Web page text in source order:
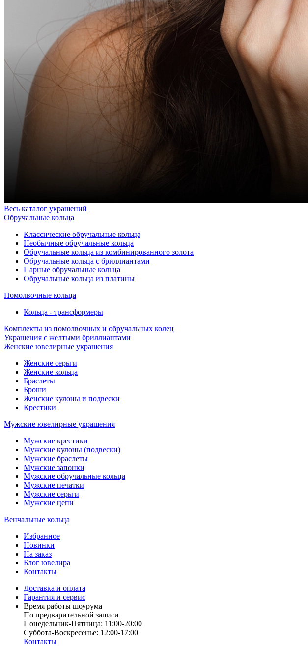
Весь каталог украшений
Обручальные кольца
Классические обручальные кольца
Необычные обручальные кольца
Обручальные кольца из комбинированного золота
Обручальные кольца с бриллиантами
Парные обручальные кольца
Обручальные кольца из платины
Помолвочные кольца
Кольца - трансформеры
Комплекты из помолвочных и обручальных колец
Украшения с желтыми бриллиантами
Женские ювелирные украшения
Женские серьги
Женские кольца
Браслеты
Броши
Женские кулоны и подвески
Крестики
Мужские ювелирные украшения
Мужские крестики
Мужские кулоны (подвески)
Мужские браслеты
Мужские запонки
Мужские обручальные кольца
Мужские печатки
Мужские серьги
Мужские цепи
Венчальные кольца
Избранное
Новинки
На заказ
Блог ювелира
Контакты
Доставка и оплата
Гарантия и сервис
Время работы шоурума
По предварительной записи
Понедельник-Пятница: 11:00-20:00
Суббота-Bоcкресенье: 12:00-17:00
Контакты